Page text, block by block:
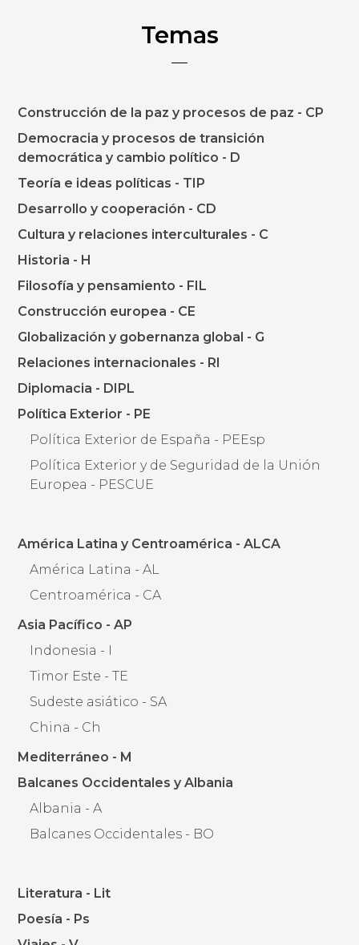
Temas
Construcción de la paz y procesos de paz - CP
Democracia y procesos de transición
democrática y cambio político - D
Teoría e ideas políticas - TIP
Desarrollo y cooperación - CD
Cultura y relaciones interculturales - C
Historia - H
Filosofía y pensamiento - FIL
Construcción europea - CE
Globalización y gobernanza global - G
Relaciones internacionales - RI
Diplomacia - DIPL
Política Exterior - PE
Política Exterior de España - PEEsp
Política Exterior y de Seguridad de la Unión
Europea - PESCUE
América Latina y Centroamérica - ALCA
América Latina - AL
Centroamérica - CA
Asia Pacífico - AP
Indonesia - I
Timor Este - TE
Sudeste asiático - SA
China - Ch
Mediterráneo - M
Balcanes Occidentales y Albania
Albania - A
Balcanes Occidentales - BO
Literatura - Lit
Poesía - Ps